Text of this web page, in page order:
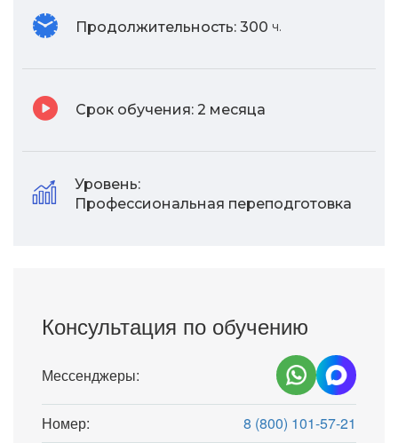
Продолжительность: 300 ч.
Срок обучения: 2 месяца
Уровень:
Профессиональная переподготовка
Консультация по обучению
Мессенджеры:
Номер:
8 (800) 101-57-21